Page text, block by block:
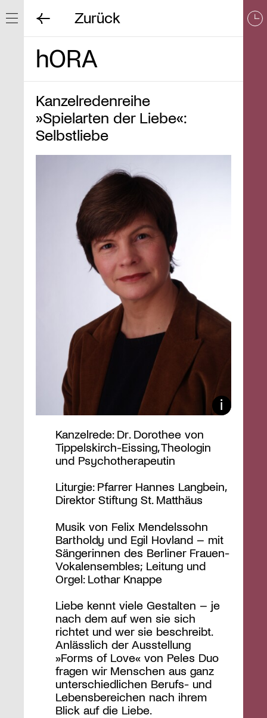
Navigation ein/ausblenden
Zurück
hORA
Kanzelredenreihe
»Spielarten der Liebe«:
Selbstliebe
Kanzelrede: Dr. Dorothee von
Tippelskirch-Eissing, Theologin
und Psychotherapeutin
Liturgie: Pfarrer Hannes Langbein,
Direktor Stiftung St. Matthäus
Musik von Felix Mendelssohn
Bartholdy und Egil Hovland – mit
Sängerinnen des Berliner Frauen-
Vokalensembles; Leitung und
Orgel: Lothar Knappe
Liebe kennt viele Gestalten – je
nach dem auf wen sie sich
richtet und wer sie beschreibt.
Anlässlich der Ausstellung
»Forms of Love« von Peles Duo
fragen wir Menschen aus ganz
unterschiedlichen Berufs- und
Lebensbereichen nach ihrem
Blick auf die Liebe.